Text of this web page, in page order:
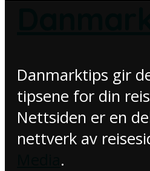
Danmarktips gir
tipsene for din
Nettsiden er en
nettverk av
.